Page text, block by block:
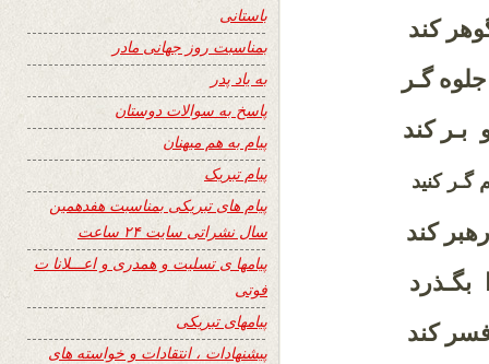
کند
گـر
بـر کند
کنید
کند
بگـذرد
کند
باستانی
بمناسبت روز جهانی مادر
به یاد پدر
پاسخ به سوالات دوستان
پیام به هم میهنان
پیام تبریک
پیام های تبریکی بمناسبت هفدهمین
سال نشراتی سایت ۲۴ ساعت
پیامها ی تسلیت و همدری و اعـــلانا ت
فوتی
پیامهای تبریکی
پیشنهادات ، انتقادات و خواسته های